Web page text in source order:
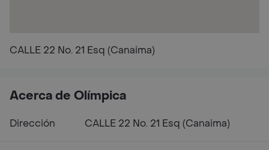
CALLE 22 No. 21 Esq (Canaima)
Acerca de Olímpica
Dirección CALLE 22 No. 21 Esq (Canaima)